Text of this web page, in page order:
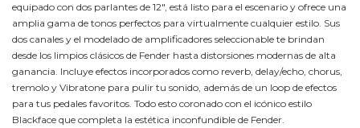
equipado con dos parlantes de 12", está listo para el escenario y ofrece una
amplia gama de tonos perfectos para virtualmente cualquier estilo. Sus
dos canales y el modelado de amplificadores seleccionable te brindan
desde los limpios clásicos de Fender hasta distorsiones modernas de alta
ganancia. Incluye efectos incorporados como reverb, delay/echo, chorus,
tremolo y Vibratone para pulir tu sonido, además de un loop de efectos
para tus pedales favoritos. Todo esto coronado con el icónico estilo
Blackface que completa la estética inconfundible de Fender.